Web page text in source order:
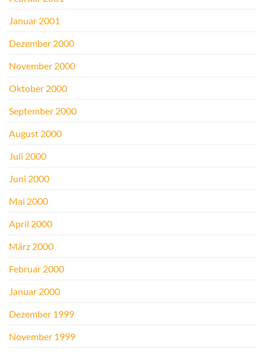
Januar 2001
Dezember 2000
November 2000
Oktober 2000
September 2000
August 2000
Juli 2000
Juni 2000
Mai 2000
April 2000
März 2000
Februar 2000
Januar 2000
Dezember 1999
November 1999